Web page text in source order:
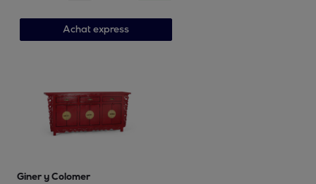
Achat express
Giner y Colomer